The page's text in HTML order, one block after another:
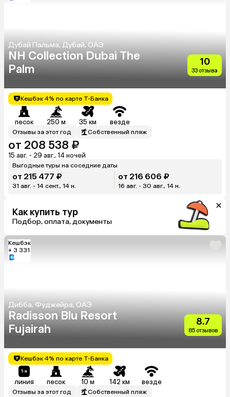
Дубай Пальма, Дубай, ОАЭ
NH Collection Dubai The
Palm
10
33 отзыва
Кешбэк 4% по карте Т-Банка
песок 250 м 35 км везде
Отзывы за этот год Собственный пляж
от 208 538 ₽
15 авг. - 29 авг., 14 ночей
Выгодные туры на соседние даты
от 215 477 ₽
31 авг. - 14 сент., 14 н.
от 216 606 ₽
16 авг. - 30 авг., 14 н.
Как купить тур
Подбор, оплата, документы
Кешбэк
+ 3 331
Дибба, Фуджейра, ОАЭ
Radisson Blu Resort
Fujairah
8.7
85 отзывов
Кешбэк 4% по карте Т-Банка
линия песок 10 м 142 км везде
Отзывы за этот год Собственный пляж